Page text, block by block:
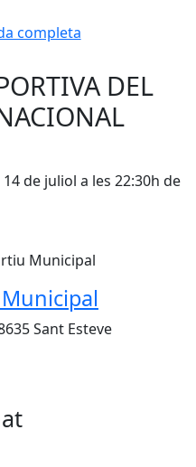
completa
DEL
de juliol a les 22:30h de
Municipal
Sant Esteve